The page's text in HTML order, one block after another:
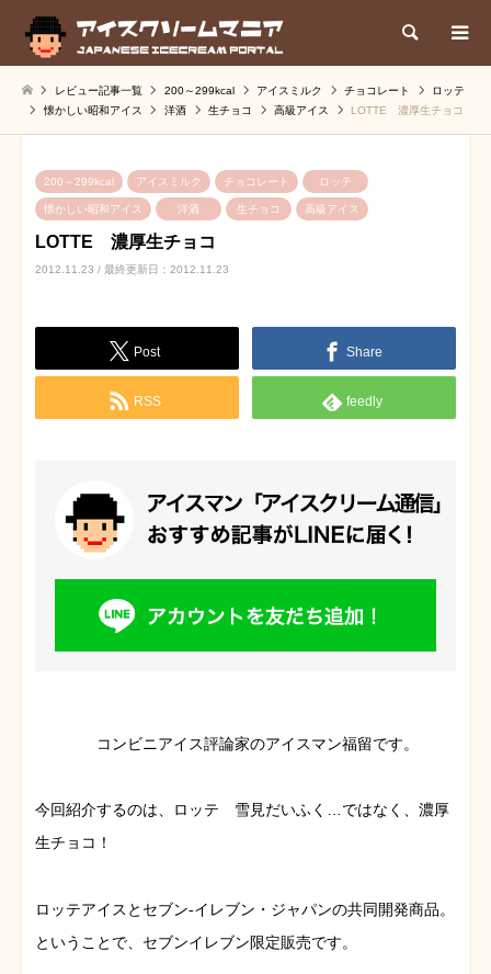
検索
レビュー記事一覧 200～299kcal アイスミルク チョコレート
ロッテ
懐かしい昭和アイス
洋酒 生チョコ 高級アイス LOTTE 濃厚生チョコ
200～299kcal アイスミルク チョコレート ロッテ
懐かしい昭和アイス 洋酒 生チョコ 高級アイス
LOTTE 濃厚生チョコ
2012.11.23 / 最終更新日：2012.11.23
Post Share
RSS feedly
コンビニアイス評論家のアイスマン福留です。
今回紹介するのは、ロッテ 雪見だいふく…ではなく、濃厚
生チョコ！
ロッテアイスとセブン-イレブン・ジャパンの共同開発商品。
ということで、セブンイレブン限定販売です。